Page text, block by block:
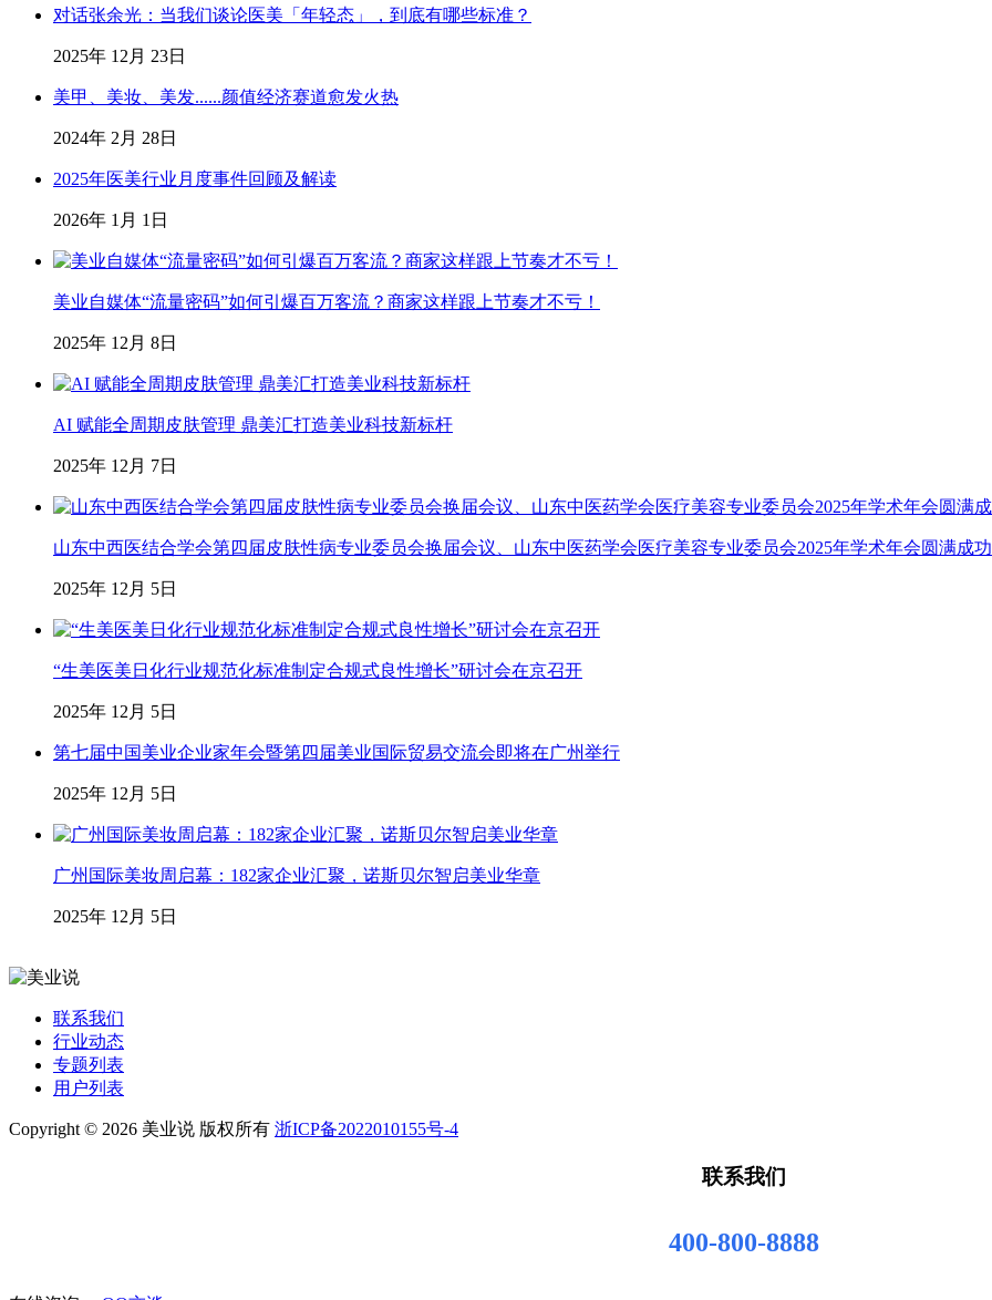
对话张余光：当我们谈论医美「年轻态」，到底有哪些标准？
2025年 12月 23日
美甲、美妆、美发......颜值经济赛道愈发火热
2024年 2月 28日
2025年医美行业月度事件回顾及解读
2026年 1月 1日
美业自媒体“流量密码”如何引爆百万客流？商家这样跟上节奏才不亏！
2025年 12月 8日
AI 赋能全周期皮肤管理 鼎美汇打造美业科技新标杆
2025年 12月 7日
山东中西医结合学会第四届皮肤性病专业委员会换届会议、山东中医药学会医疗美容专业委员会2025年学术年会圆满成功
2025年 12月 5日
“生美医美日化行业规范化标准制定合规式良性增长”研讨会在京召开
2025年 12月 5日
第七届中国美业企业家年会暨第四届美业国际贸易交流会即将在广州举行
2025年 12月 5日
广州国际美妆周启幕：182家企业汇聚，诺斯贝尔智启美业华章
2025年 12月 5日
联系我们
行业动态
专题列表
用户列表
Copyright © 2026 美业说 版权所有 浙ICP备2022010155号-4
联系我们
400-800-8888